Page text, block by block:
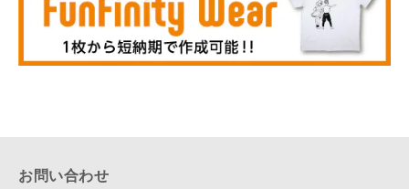
お問い合わせ